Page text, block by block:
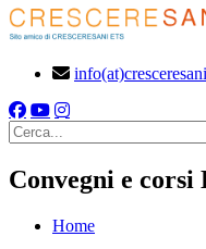
Cerca
Convegni e corsi
Home